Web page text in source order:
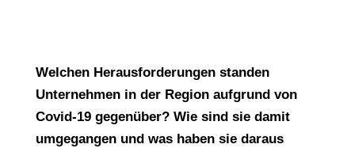
Welchen Herausforderungen standen
Unternehmen in der Region aufgrund von
Covid-19 gegenüber? Wie sind sie damit
umgegangen und was haben sie daraus